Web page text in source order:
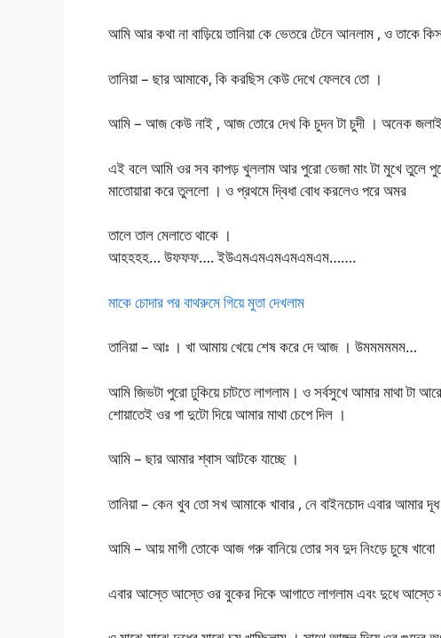
আমি আর কথা না বাড়িয়ে তানিয়া কে ভেতরে টেনে আনলাম , ও তাকে
তানিয়া – ছার আমাকে, কি করছিস কেউ দেখে ফেলবে তো ।
আমি – আজ কেউ নাই , আজ তোরে দেখ কি চুদন টা চুদী । অনেক
এই বলে আমি ওর সব কাপড় খুললাম আর পুরো ভেজা মাং টা মুখে তুলে
মাতোয়ারা করে তুললো । ও প্রথমে দ্বিধা বোধ করলেও পরে অমর
তালে তাল মেলাতে থাকে ।
আহহহহ… উফফফ…. ইউএমএমএমএমএমএম…….
মাকে চোদার পর বাথরুমে গিয়ে মুতা দেখলাম
তানিয়া – আঃ । খা আমায় খেয়ে শেষ করে দে আজ । উমমমমমম…
আমি জিভটা পুরো ঢুকিয়ে চাটতে লাগলাম। ও সর্বসুখে আমার মাথা টা
শোয়াতেই ওর পা দুটো দিয়ে আমার মাথা চেপে দিল ।
আমি – ছার আমার শ্বাস আটকে যাচ্ছে ।
তানিয়া – কেন খুব তো সখ আমাকে খাবার , নে বাইনচোদ এবার আমার
আমি – আয় মাগী তোকে আজ গরু বানিয়ে তোর সব দুদ নিংড়ে চুষে খাবো
এবার আস্তে আস্তে ওর বুকের দিকে আগাতে লাগলাম এবং দুধে আস্তে